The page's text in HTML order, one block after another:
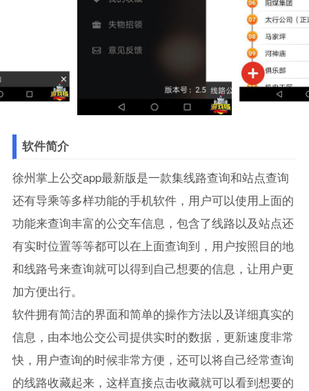
软件简介
徐州掌上公交app最新版是一款集线路查询和站点查询
还有导乘等多样功能的手机软件，用户可以使用上面的
功能来查询丰富的公交车信息，包含了线路以及站点还
有实时位置等等都可以在上面查询到，用户按照目的地
和线路号来查询就可以得到自己想要的信息，让用户更
加方便出行。
软件拥有简洁的界面和简单的操作方法以及详细真实的
信息，由本地公交公司提供实时的数据，更新速度非常
快，用户查询的时候非常方便，还可以将自己经常查询
的线路收藏起来，这样直接点击收藏就可以看到想要的